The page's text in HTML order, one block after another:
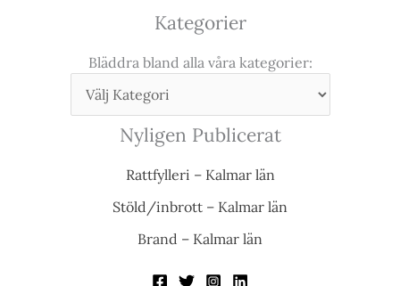
Kategorier
Bläddra bland alla våra kategorier:
Nyligen Publicerat
Rattfylleri – Kalmar län
Stöld/inbrott – Kalmar län
Brand – Kalmar län